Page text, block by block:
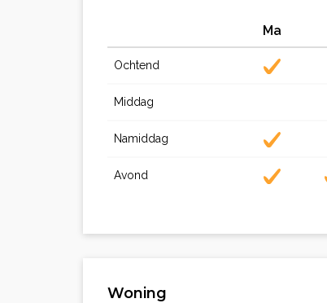
Ma
Ochtend
Middag
Namiddag
Avond
Woning